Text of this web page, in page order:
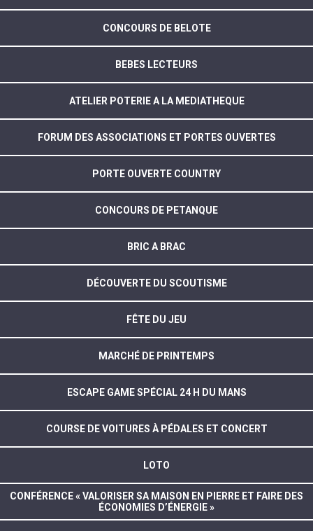
CONCOURS DE BELOTE
BEBES LECTEURS
ATELIER POTERIE A LA MEDIATHEQUE
FORUM DES ASSOCIATIONS ET PORTES OUVERTES
PORTE OUVERTE COUNTRY
CONCOURS DE PETANQUE
BRIC A BRAC
DÉCOUVERTE DU SCOUTISME
FÊTE DU JEU
MARCHÉ DE PRINTEMPS
ESCAPE GAME SPÉCIAL 24 H DU MANS
COURSE DE VOITURES À PÉDALES ET CONCERT
LOTO
CONFÉRENCE « VALORISER SA MAISON EN PIERRE ET FAIRE DES
ÉCONOMIES D’ÉNERGIE »